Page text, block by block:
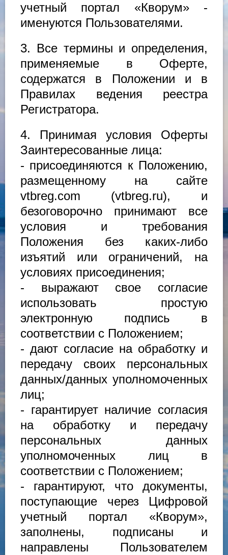
учетный портал «Кворум» -
именуются Пользователями.
3. Все термины и определения,
применяемые в Оферте,
содержатся в Положении и в
Правилах ведения реестра
Регистратора.
4. Принимая условия Оферты
Заинтересованные лица:
- присоединяются к Положению,
размещенному на сайте
vtbreg.com (vtbreg.ru), и
безоговорочно принимают все
условия и требования
Положения без каких-либо
изъятий или ограничений, на
условиях присоединения;
- выражают свое согласие
использовать простую
электронную подпись в
соответствии с Положением;
- дают согласие на обработку и
передачу своих персональных
данных/данных уполномоченных
лиц;
- гарантирует наличие согласия
на обработку и передачу
персональных данных
уполномоченных лиц в
соответствии с Положением;
- гарантируют, что документы,
поступающие через Цифровой
учетный портал «Кворум»,
заполнены, подписаны и
направлены Пользователем